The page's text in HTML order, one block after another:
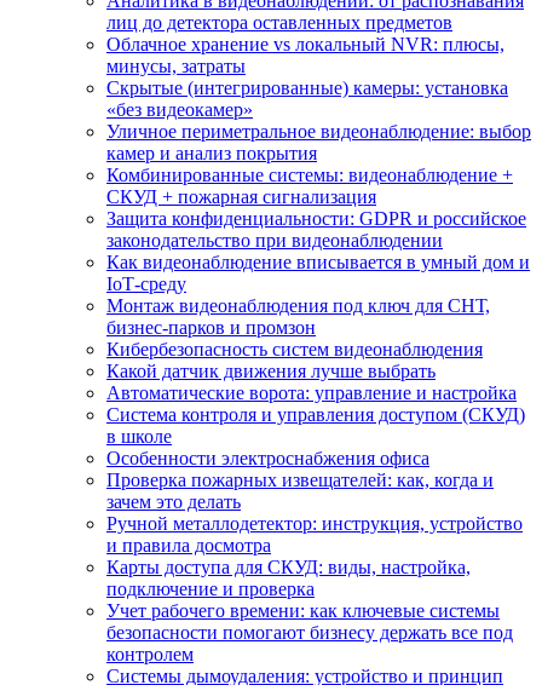
лиц до детектора оставленных предметов
Облачное хранение vs локальный NVR: плюсы,
минусы, затраты
Скрытые (интегрированные) камеры: установка
«без видеокамер»
Уличное периметральное видеонаблюдение: выбор
камер и анализ покрытия
Комбинированные системы: видеонаблюдение +
СКУД + пожарная сигнализация
Защита конфиденциальности: GDPR и российское
законодательство при видеонаблюдении
Как видеонаблюдение вписывается в умный дом и
IoT‑среду
Монтаж видеонаблюдения под ключ для СНТ,
бизнес‑парков и промзон
Кибербезопасность систем видеонаблюдения
Какой датчик движения лучше выбрать
Автоматические ворота: управление и настройка
Система контроля и управления доступом (СКУД)
в школе
Особенности электроснабжения офиса
Проверка пожарных извещателей: как, когда и
зачем это делать
Ручной металлодетектор: инструкция, устройство
и правила досмотра
Карты доступа для СКУД: виды, настройка,
подключение и проверка
Учет рабочего времени: как ключевые системы
безопасности помогают бизнесу держать все под
контролем
Системы дымоудаления: устройство и принцип